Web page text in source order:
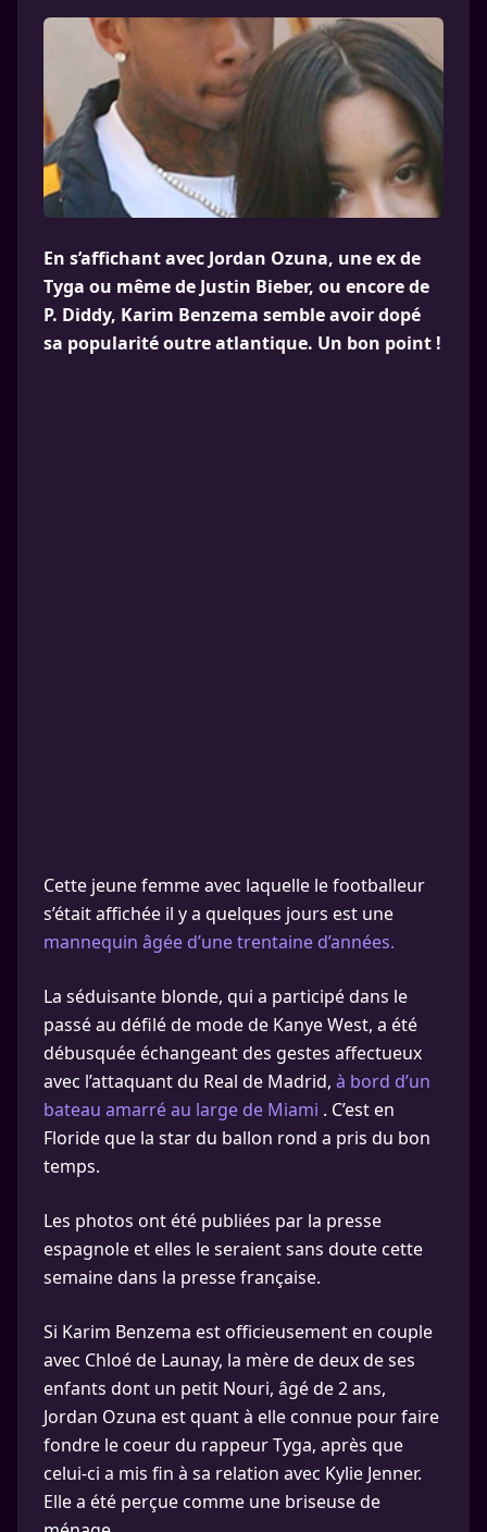
En s’affichant avec Jordan Ozuna, une ex de
Tyga ou même de Justin Bieber, ou encore de
P. Diddy, Karim Benzema semble avoir dopé
sa popularité outre atlantique. Un bon point !
Cette jeune femme avec laquelle le footballeur
s’était affichée il y a quelques jours est une
mannequin âgée d’une trentaine d’années.
La séduisante blonde, qui a participé dans le
passé au défilé de mode de Kanye West, a été
débusquée échangeant des gestes affectueux
avec l’attaquant du Real de Madrid, à bord d’un
bateau amarré au large de Miami . C’est en
Floride que la star du ballon rond a pris du bon
temps.
Les photos ont été publiées par la presse
espagnole et elles le seraient sans doute cette
semaine dans la presse française.
Si Karim Benzema est officieusement en couple
avec Chloé de Launay, la mère de deux de ses
enfants dont un petit Nouri, âgé de 2 ans,
Jordan Ozuna est quant à elle connue pour faire
fondre le coeur du rappeur Tyga, après que
celui-ci a mis fin à sa relation avec Kylie Jenner.
Elle a été perçue comme une briseuse de